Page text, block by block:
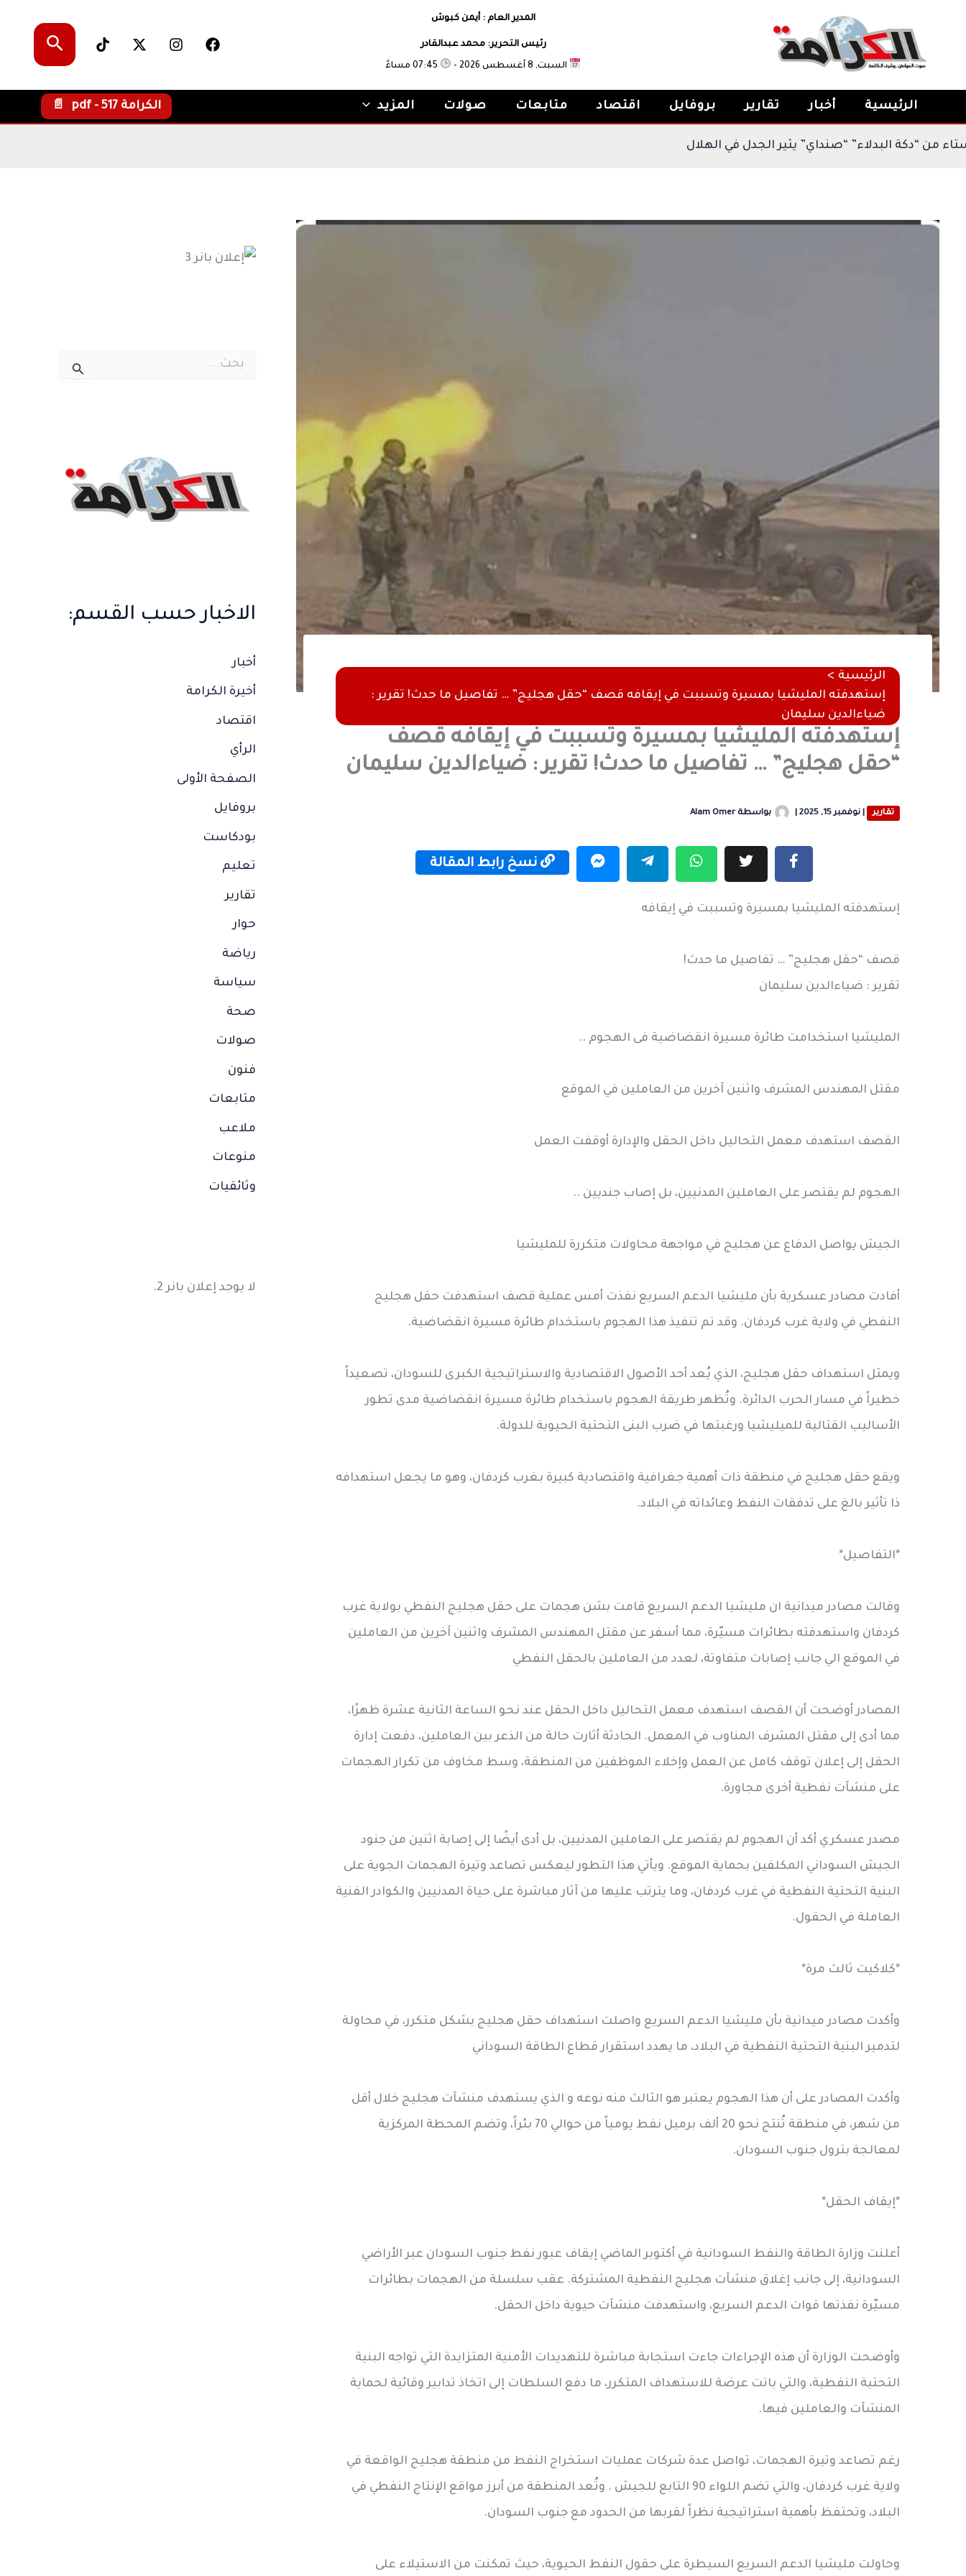
المحتوى
المدير العام : أيمن كبوش
رئيس التحرير: محمد عبدالقادر
السبت, 8 أغسطس 2026 - 07:45 مساءً
البحث
الرئيسية أخبار تقارير بروفايل اقتصاد متابعات صولات المزيد الكرامة pdf - 517
النيجيري” مستاء من “دكة البدلاء” “صنداي” يثير الجدل في الهلال
الرئيسية
إستهدفته المليشيا بمسيرة وتسببت في إيقافه قصف “حقل هجليج” … تفاصيل ما حدث! تقرير :
ضياءالدين سليمان
إستهدفته المليشيا بمسيرة وتسببت في إيقافه قصف
“حقل هجليج” … تفاصيل ما حدث! تقرير : ضياءالدين سليمان
تقارير نوفمبر 15, 2025 بواسطة Alam Omer
نسخ رابط المقالة
إستهدفته المليشيا بمسيرة وتسببت في إيقافه
قصف “حقل هجليج” … تفاصيل ما حدث!
تقرير : ضياءالدين سليمان
المليشيا استخدامت طائرة مسيرة انقضاضية فى الهجوم ..
مقتل المهندس المشرف واثنين آخرين من العاملين في الموقع
القصف استهدف معمل التحاليل داخل الحقل والإدارة أوقفت العمل
الهجوم لم يقتصر على العاملين المدنيين، بل إصاب جنديين ..
الجيش يواصل الدفاع عن هجليج في مواجهة محاولات متكررة للمليشيا
أفادت مصادر عسكرية بأن مليشيا الدعم السريع نفذت أمس عملية قصف استهدفت حقل هجليج
النفطي في ولاية غرب كردفان. وقد تم تنفيذ هذا الهجوم باستخدام طائرة مسيرة انقضاضية.
ويمثل استهداف حقل هجليج، الذي يُعد أحد الأصول الاقتصادية والاستراتيجية الكبرى للسودان، تصعيداً
خطيراً في مسار الحرب الدائرة. وتُظهر طريقة الهجوم باستخدام طائرة مسيرة انقضاضية مدى تطور
الأساليب القتالية للميليشيا ورغبتها في ضرب البنى التحتية الحيوية للدولة.
ويقع حقل هجليج في منطقة ذات أهمية جغرافية واقتصادية كبيرة بغرب كردفان، وهو ما يجعل استهدافه
ذا تأثير بالغ على تدفقات النفط وعائداته في البلاد.
*التفاصيل*
وقالت مصادر ميدانية ان مليشيا الدعم السريع قامت بشن هجمات على حقل هجليج النفطي بولاية غرب
كردفان واستهدفته بطائرات مسيّرة، مما أسفر عن مقتل المهندس المشرف واثنين آخرين من العاملين
في الموقع الي جانب إصابات متفاوتة، لعدد من العاملين بالحقل النفطي
المصادر أوضحت أن القصف استهدف معمل التحاليل داخل الحقل عند نحو الساعة الثانية عشرة ظهرًا،
مما أدى إلى مقتل المشرف المناوب في المعمل. الحادثة أثارت حالة من الذعر بين العاملين، دفعت إدارة
الحقل إلى إعلان توقف كامل عن العمل وإخلاء الموظفين من المنطقة، وسط مخاوف من تكرار الهجمات
على منشآت نفطية أخرى مجاورة.
مصدر عسكري أكد أن الهجوم لم يقتصر على العاملين المدنيين، بل أدى أيضًا إلى إصابة اثنين من جنود
الجيش السوداني المكلفين بحماية الموقع. ويأتي هذا التطور ليعكس تصاعد وتيرة الهجمات الجوية على
البنية التحتية النفطية في غرب كردفان، وما يترتب عليها من آثار مباشرة على حياة المدنيين والكوادر الفنية
العاملة في الحقول.
*كلاكيت ثالث مرة*
وأكدت مصادر ميدانية بأن مليشيا الدعم السريع واصلت استهداف حقل هجليج بشكل متكرر، في محاولة
لتدمير البنية التحتية النفطية في البلاد، ما يهدد استقرار قطاع الطاقة السوداني
وأكدت المصادر على أن هذا الهجوم يعتبر هو الثالث منه نوعه و الذي يستهدف منشآت هجليج خلال أقل
من شهر، في منطقة تُنتج نحو 20 ألف برميل نفط يومياً من حوالي 70 بئراً، وتضم المحطة المركزية
لمعالجة بترول جنوب السودان.
*إيقاف الحقل*
أعلنت وزارة الطاقة والنفط السودانية في أكتوبر الماضي إيقاف عبور نفط جنوب السودان عبر الأراضي
السودانية، إلى جانب إغلاق منشآت هجليج النفطية المشتركة. عقب سلسلة من الهجمات بطائرات
مسيّرة نفذتها قوات الدعم السريع، واستهدفت منشآت حيوية داخل الحقل.
وأوضحت الوزارة أن هذه الإجراءات جاءت استجابة مباشرة للتهديدات الأمنية المتزايدة التي تواجه البنية
التحتية النفطية، والتي باتت عرضة للاستهداف المتكرر، ما دفع السلطات إلى اتخاذ تدابير وقائية لحماية
المنشآت والعاملين فيها.
رغم تصاعد وتيرة الهجمات، تواصل عدة شركات عمليات استخراج النفط من منطقة هجليج الواقعة في
ولاية غرب كردفان، والتي تضم اللواء 90 التابع للجيش . وتُعد المنطقة من أبرز مواقع الإنتاج النفطي في
البلاد، وتحتفظ بأهمية استراتيجية نظراً لقربها من الحدود مع جنوب السودان.
وحاولت مليشيا الدعم السريع السيطرة على حقول النفط الحيوية، حيث تمكنت من الاستيلاء على
الاخبار حسب القسم:
أخبار
أخيرة الكرامة
اقتصاد
الرأي
الصفحة الأولى
بروفايل
بودكاست
تعليم
تقارير
حوار
رياضة
سياسة
صحة
صولات
فنون
متابعات
ملاعب
منوعات
وثائقيات
لا يوجد إعلان بانر 2.